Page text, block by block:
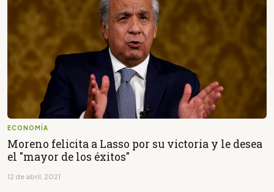
ECONOMÍA
Moreno felicita a Lasso por su victoria y le desea
el "mayor de los éxitos"
12 de abril, 2021